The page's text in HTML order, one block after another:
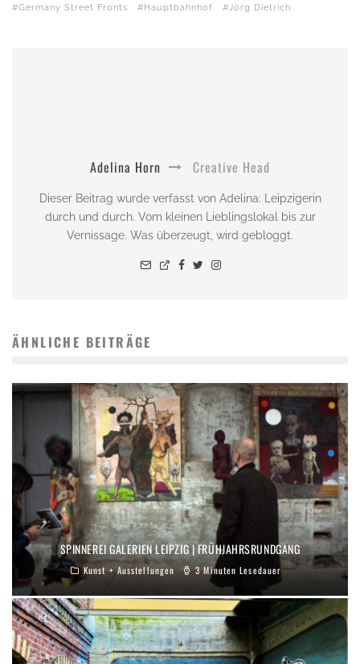
Germany Street Fronts
Hauptbahnhof Jörg Dietrich
Adelina Horn Creative Head
Dieser Beitrag wurde verfasst von Adelina: Leipzigerin
durch und durch. Vom kleinen Lieblingslokal bis zur
Vernissage. Was überzeugt, wird gebloggt.
ÄHNLICHE BEITRÄGE
SPINNEREI GALERIEN LEIPZIG | FRÜHJAHRSRUNDGANG
Kunst + Ausstellungen 3 Minuten Lesedauer